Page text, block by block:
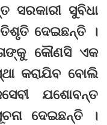
ସରକାରୀ ସୁବିଧା
ଦେଇଛନ୍ତି ।
କୌଣସି ଏକ
କରାଯିବ ବୋଲି
ଯଶୋବନ୍ତ
ଦେଇଛନ୍ତି ।